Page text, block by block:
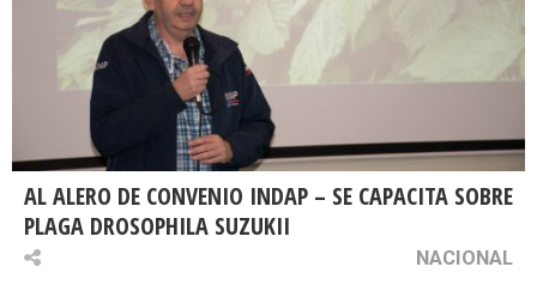
AL ALERO DE CONVENIO INDAP – SE CAPACITA SOBRE
PLAGA DROSOPHILA SUZUKII
NACIONAL